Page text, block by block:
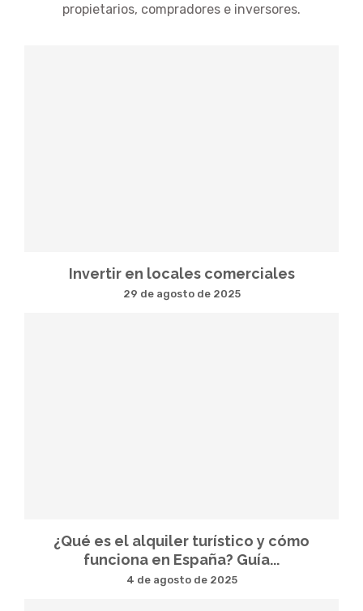
propietarios, compradores e inversores.
Invertir en locales comerciales
29 de agosto de 2025
¿Qué es el alquiler turístico y cómo
funciona en España? Guía...
4 de agosto de 2025